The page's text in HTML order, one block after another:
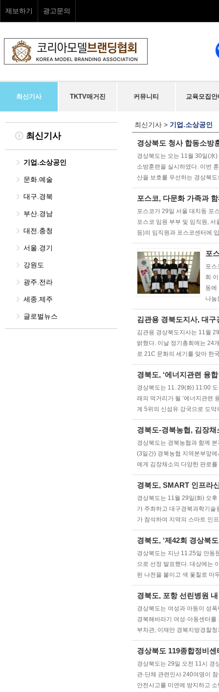
제보하기 광고문의
최신기사 TKTV매거진 커뮤니티 교육모집안
최신기사
기업.소상공인
문화.예술
대구.경북
부산.경남
대전.충청
서울.경기
강원도
광주.전라
세종.제주
글로벌뉴스
최신기사 > 기업.소상공인
경상북도 청사 합동소방
경상북도는 오는 11월 30일(水
소방훈련을 실시하였다. 이번
산을 보호를 우선하는 경상북
포스코, 다문화 가족과
포스코가 29일 서울 대치동 포
포스코 임원 부부 및 임직원,
등)의 임직원과 포스코센터에
포
포스
희
동에
나눔
김관용 경북도지사, 대
김관용 경상북도지사는 11월
밝혔다. 이날 정기총회에는 24
로 21C 문화의 세기를 맞아 한
경북도, ‘에너지관련 융
경상북도는 11. 29(화) 11:00
래의 먹거리가 될 ‘에너지관련
계 5위의 신섬유 강국으로 도
경북도-경북농협, 김장
경상북도는 경북농협과 함께
(3일간) 경북농협 지역본부앞
에게 김장채소의 다양한 판로
경북도, SMART 인프라
경상북도는 11월 29일(화) 오
가 주최하고 대구경북과학기술
가 참석하여 지역의 스마트 인
경북도, ‘제42회 경상북
경상북도는 지난 11.25일 안동
으로 선정 발표했다. 대상에는
된 나전을 붙이고 색 옻칠로 마
경북도, 포항 선린병원
경상북도는 여성과 아동이 성
경북해바라기 여성·아동센터
부차관, 이재만 경북지방경찰
경상북도 119종합정비
경상북도는 29일 오전 11시 경
관·단체 관련인사 240여명이
안전사고를 미연에 방지하고